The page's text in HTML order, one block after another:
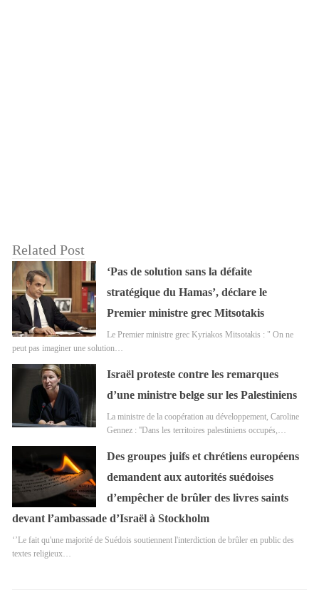
Related Post
‘Pas de solution sans la défaite
stratégique du Hamas’, déclare le
Premier ministre grec Mitsotakis
Le Premier ministre grec Kyriakos Mitsotakis : " On ne
peut pas imaginer une solution…
Israël proteste contre les remarques
d’une ministre belge sur les Palestiniens
La ministre de la coopération au développement, Caroline
Gennez : ''Dans les territoires palestiniens occupés,…
Des groupes juifs et chrétiens européens
demandent aux autorités suédoises
d’empêcher de brûler des livres saints
devant l’ambassade d’Israël à Stockholm
‘’Le fait qu'une majorité de Suédois soutiennent l'interdiction de brûler en public des
textes religieux…